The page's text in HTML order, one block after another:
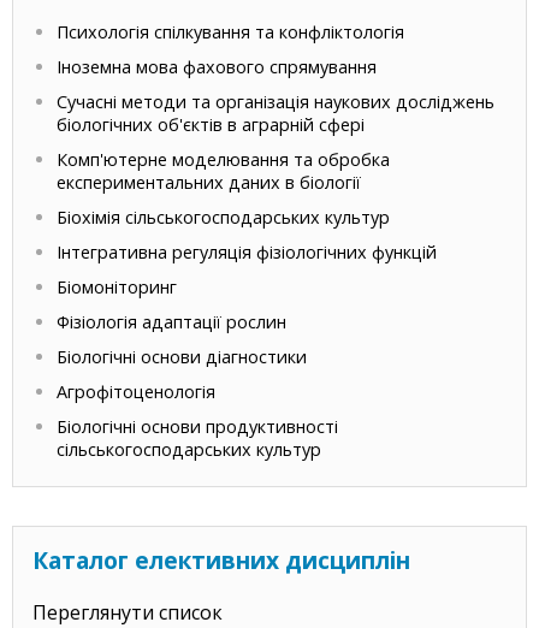
Психологія спілкування та конфліктологія
Іноземна мова фахового спрямування
Сучасні методи та організація наукових досліджень
біологічних об'єктів в аграрній сфері
Комп'ютерне моделювання та обробка
експериментальних даних в біології
Біохімія сільськогосподарських культур
Інтегративна регуляція фізіологічних функцій
Біомоніторинг
Фізіологія адаптації рослин
Біологічні основи діагностики
Агрофітоценологія
Біологічні основи продуктивності
сільськогосподарських культур
Каталог елективних дисциплін
Переглянути список